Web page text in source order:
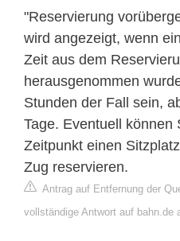
"Reservierung
wird angezeigt, wenn
Zeit aus dem
herausgenommen
Stunden der Fall sein,
Tage. Eventuell können
Zeitpunkt einen
Zug reservieren.
Antrag auf Entfernung der
vollständige Antwort auf bahn.de